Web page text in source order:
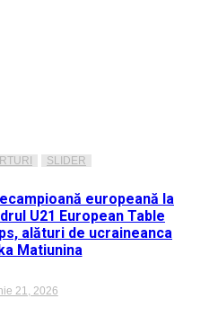
SLIDER
europeană la
U21 European Table
alături de ucraineanca
Matiunina
21, 2026